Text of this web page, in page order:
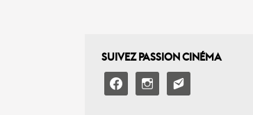
SUIVEZ PASSION CINÉMA
facebookinstagramemail-
alt2